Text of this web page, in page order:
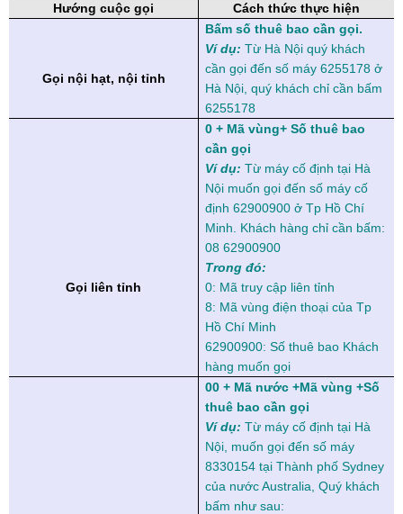
Hướng cuộc gọi Cách thức thực hiện
Gọi nội hạt, nội tỉnh
Bấm số thuê bao cần gọi.
Ví dụ: Từ Hà Nội quý khách
cần gọi đến số máy 6255178 ở
Hà Nội, quý khách chỉ cần bấm
6255178
Gọi liên tỉnh
0 + Mã vùng+ Số thuê bao
cần gọi
Ví dụ: Từ máy cố định tại Hà
Nội muốn gọi đến số máy cố
định 62900900 ở Tp Hồ Chí
Minh. Khách hàng chỉ cần bấm:
08 62900900
Trong đó:
0: Mã truy cập liên tỉnh
8: Mã vùng điện thoại của Tp
Hồ Chí Minh
62900900: Số thuê bao Khách
hàng muốn gọi
00 + Mã nước +Mã vùng +Số
thuê bao cần gọi
Ví dụ: Từ máy cố định tại Hà
Nội, muốn gọi đến số máy
8330154 tại Thành phố Sydney
của nước Australia, Quý khách
bấm như sau: